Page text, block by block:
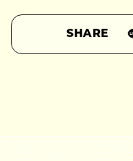
SHARE